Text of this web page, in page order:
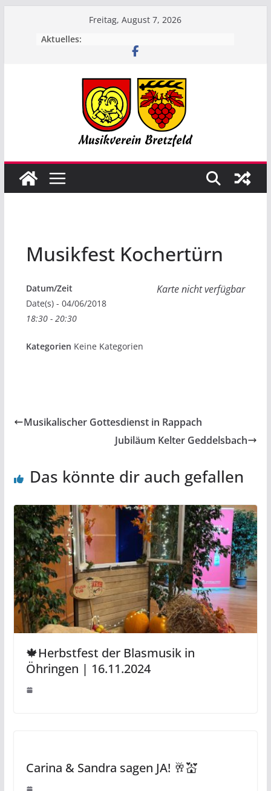
Freitag, August 7, 2026
Aktuelles:
Musikfest Kochertürn
Karte nicht verfügbar
Datum/Zeit
Date(s) - 04/06/2018
18:30 - 20:30
Kategorien Keine Kategorien
Musikalischer Gottesdienst in Rappach
Jubiläum Kelter Geddelsbach
Das könnte dir auch gefallen
🍁Herbstfest der Blasmusik in
Öhringen | 16.11.2024
Carina & Sandra sagen JA! 🥂💒